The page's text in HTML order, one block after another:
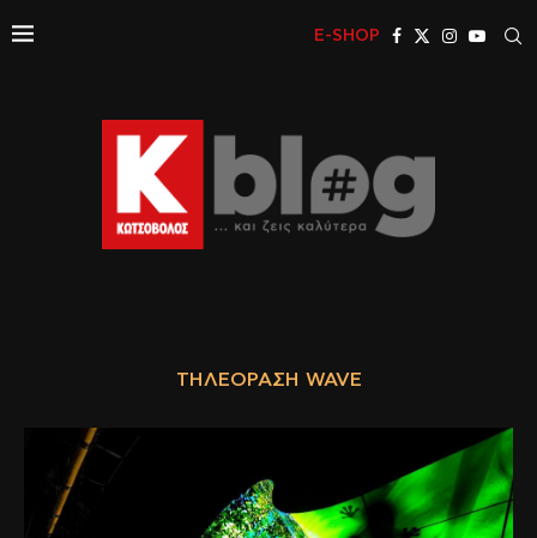
E-SHOP
ΤΗΛΕΌΡΑΣΗ WAVE